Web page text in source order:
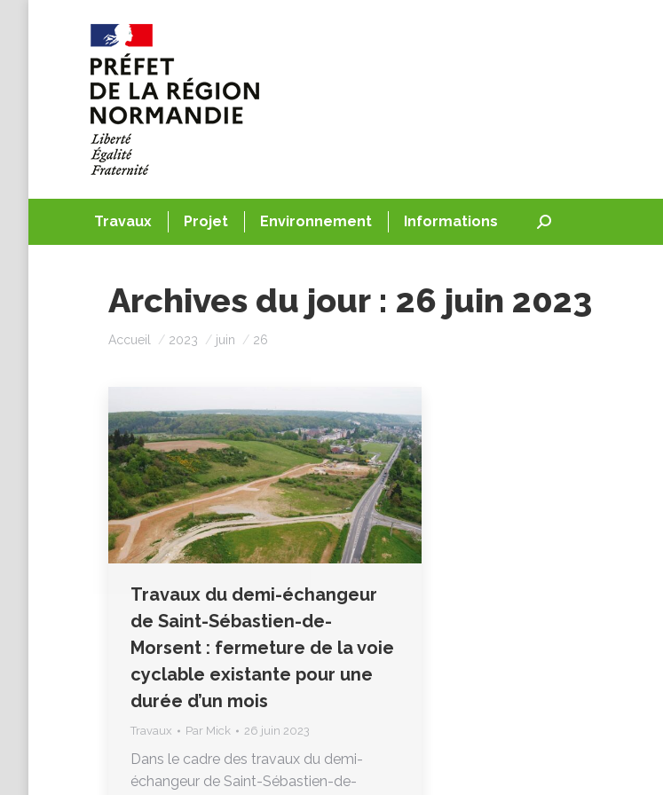
Travaux Projet Environnement Informations
Recherche
:
Archives du jour : 26 juin 2023
Vous êtes ici :
Accueil 2023 juin 26
Travaux du demi-échangeur
de Saint-Sébastien-de-
Morsent : fermeture de la voie
cyclable existante pour une
durée d’un mois
Travaux Par Mick 26 juin 2023
Dans le cadre des travaux du demi-
échangeur de Saint-Sébastien-de-